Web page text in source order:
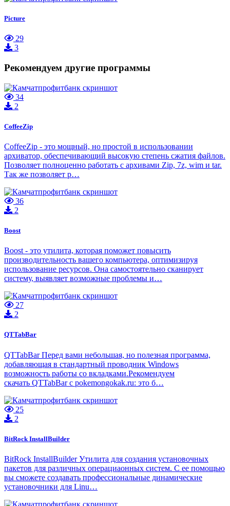
Picture
29
3
Рекомендуем другие программы
34
2
CoffeeZip
CoffeeZip - это мощный, но простой в использовании
архиватор, обеспечивающий высокую степень сжатия файлов.
Позволяет полноценно работать с архивами Zip, 7z, wim и tar.
Так же позволяет р…
36
2
Boost
Boost - это утилита, которая поможет повысить
производительность вашего компьютера, оптимизируя
использование ресурсов. Она самостоятельно сканирует
систему, выявляет возможные проблемы и…
27
2
QTTabBar
QTTabBar Перед вами небольшая, но полезная программа,
добавляющая в стандартный проводник Windows
возможность работы со вкладками.Рекомендуем
скачать QTTabBar с pokemongokak.ru: это б…
25
2
BitRock InstallBuilder
BitRock InstallBuilder Утилита для создания установочных
пакетов для различных операциаонных систем. С ее помощью
вы сможете создавать профессиональные динамические
установочники для Linu…